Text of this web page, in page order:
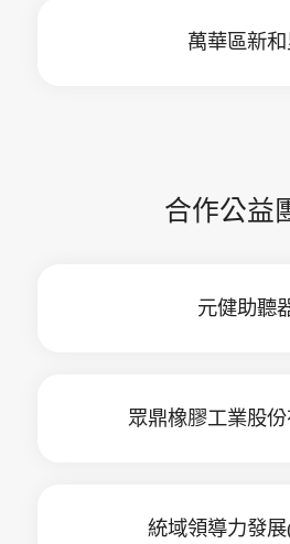
萬華區新和
合作公益
元健助聽
眾鼎橡膠工業股
統域領導力發展